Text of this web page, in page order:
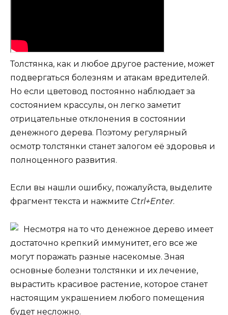
Толстянка, как и любое другое растение, может
подвергаться болезням и атакам вредителей.
Но если цветовод постоянно наблюдает за
состоянием крассулы, он легко заметит
отрицательные отклонения в состоянии
денежного дерева. Поэтому регулярный
осмотр толстянки станет залогом её здоровья и
полноценного развития.
Если вы нашли ошибку, пожалуйста, выделите
фрагмент текста и нажмите Ctrl+Enter.
Несмотря на то что денежное дерево имеет
достаточно крепкий иммунитет, его все же
могут поражать разные насекомые. Зная
основные болезни толстянки и их лечение,
вырастить красивое растение, которое станет
настоящим украшением любого помещения
будет несложно.